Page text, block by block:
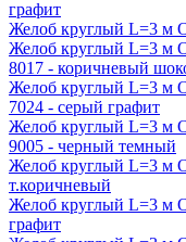
графит
Желоб круглый L=3 м
Желоб круглый L=3
8017 - коричневый
Желоб круглый L=3
7024 - серый графит
Желоб круглый L=3
9005 - черный темный
Желоб круглый L=3
т.коричневый
Желоб круглый L=3 м
графит